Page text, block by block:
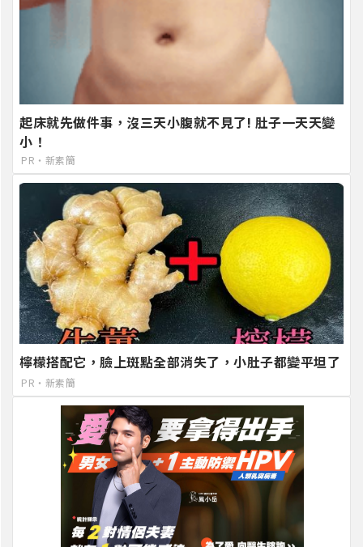
起床就先做件事，沒三天小腹就不見了! 肚子一天天變
小！
PR・新素簡
檸檬搭配它，臉上斑點全部消失了，小肚子都變平坦了
PR・新素簡